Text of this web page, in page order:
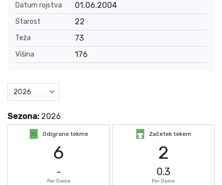
Datum rojstva 01.06.2004
Starost 22
Teža 73
Višina 176
Sezona: 2026
Odigrane tekme
6
-
Per Game
Začetek tekem
2
0.3
Per Game